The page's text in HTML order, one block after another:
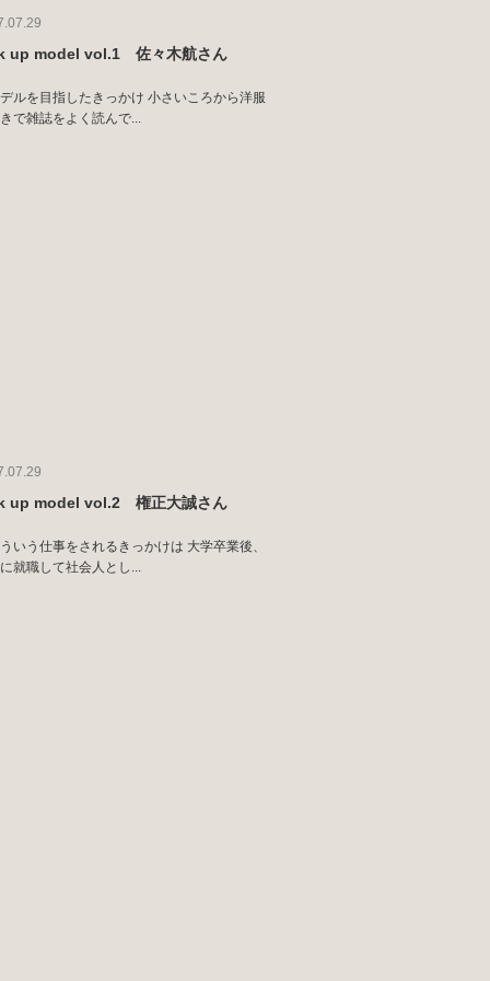
up model vol.1 佐々木航さん
ルを目指したきっかけ 小さいころから洋服
で雑誌をよく読んで...
up model vol.2 権正大誠さん
いう仕事をされるきっかけは 大学卒業後、
就職して社会人とし...